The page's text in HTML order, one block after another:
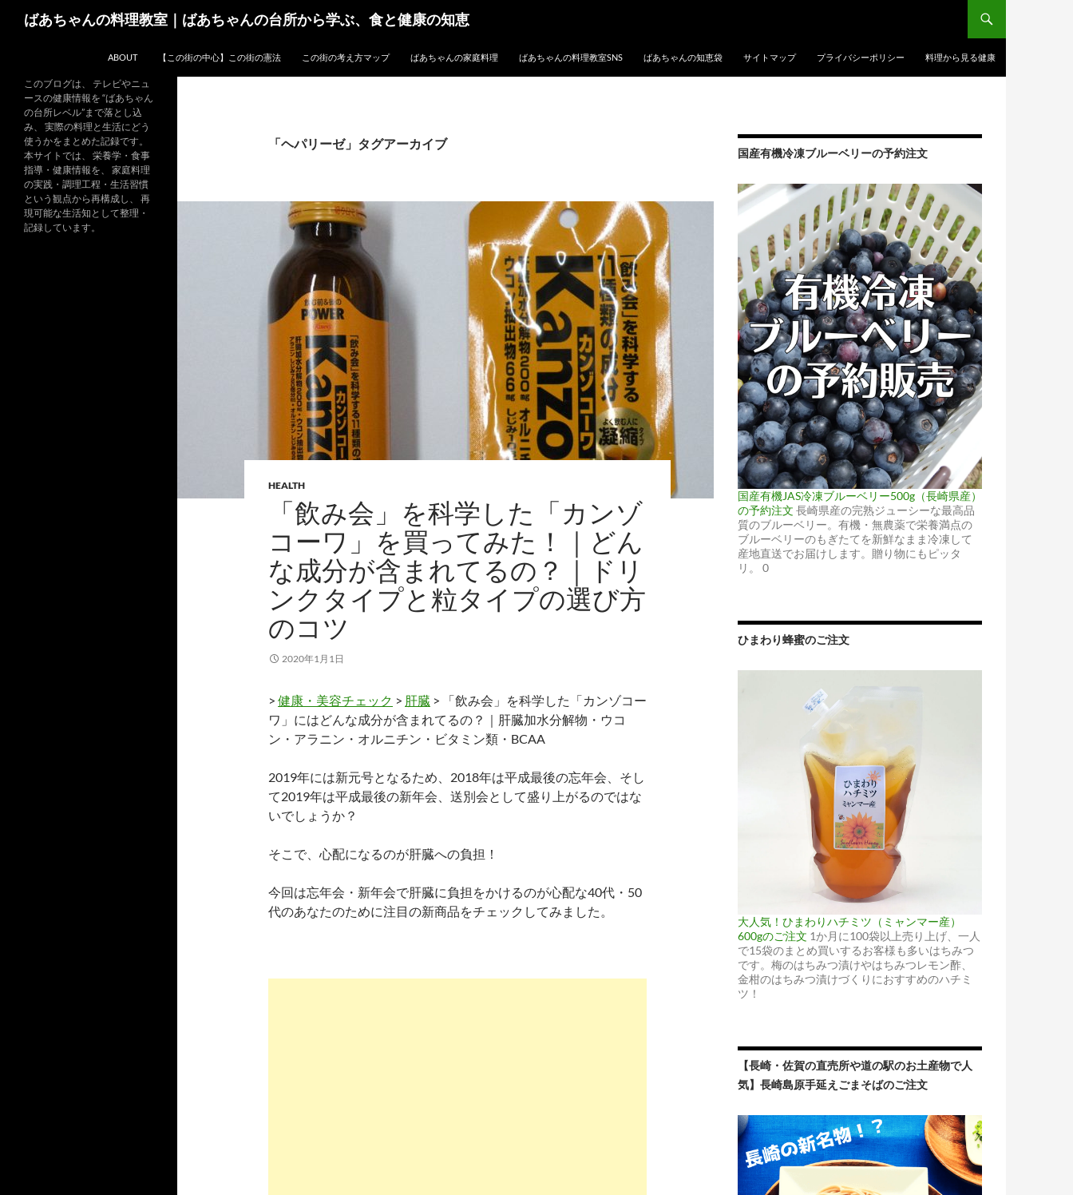
ばあちゃんの料理教室｜ばあちゃんの台所から学ぶ、食と健康の知恵
ABOUT 【この街の中心】この街の憲法 この街の考え方マップ ばあちゃんの家庭料理 ばあちゃんの料理教室SNS ばあちゃんの知恵袋 サイトマップ プライバシーポリシー 料理から見る健康
「ヘパリーゼ」タグアーカイブ
HEALTH
「飲み会」を科学した「カンゾ
コーワ」を買ってみた！｜どん
な成分が含まれてるの？｜ドリ
ンクタイプと粒タイプの選び方
のコツ
2020年1月1日
> 健康・美容チェック > 肝臓 > 「飲み会」を科学した「カンゾコー
ワ」にはどんな成分が含まれてるの？｜肝臓加水分解物・ウコ
ン・アラニン・オルニチン・ビタミン類・BCAA
2019年には新元号となるため、2018年は平成最後の忘年会、そし
て2019年は平成最後の新年会、送別会として盛り上がるのではな
いでしょうか？
そこで、心配になるのが肝臓への負担！
今回は忘年会・新年会で肝臓に負担をかけるのが心配な40代・50
代のあなたのために注目の新商品をチェックしてみました。
国産有機冷凍ブルーベリーの予約注文
国産有機JAS冷凍ブルーベリー500g（長崎県産）
の予約注文 長崎県産の完熟ジューシーな最高品
質のブルーベリー。有機・無農薬で栄養満点の
ブルーベリーのもぎたてを新鮮なまま冷凍して
産地直送でお届けします。贈り物にもピッタ
リ。 0
ひまわり蜂蜜のご注文
大人気！ひまわりハチミツ（ミャンマー産）
600gのご注文 1か月に100袋以上売り上げ、一人
で15袋のまとめ買いするお客様も多いはちみつ
です。梅のはちみつ漬けやはちみつレモン酢、
金柑のはちみつ漬けづくりにおすすめのハチミ
ツ！
【長崎・佐賀の直売所や道の駅のお土産物で人
気】長崎島原手延えごまそばのご注文
このブログは、 テレビやニュ
ースの健康情報を “ばあちゃん
の台所レベル”まで落とし込
み、 実際の料理と生活にどう
使うかをまとめた記録です。
本サイトでは、 栄養学・食事
指導・健康情報を、 家庭料理
の実践・調理工程・生活習慣
という観点から再構成し、 再
現可能な生活知として整理・
記録しています。